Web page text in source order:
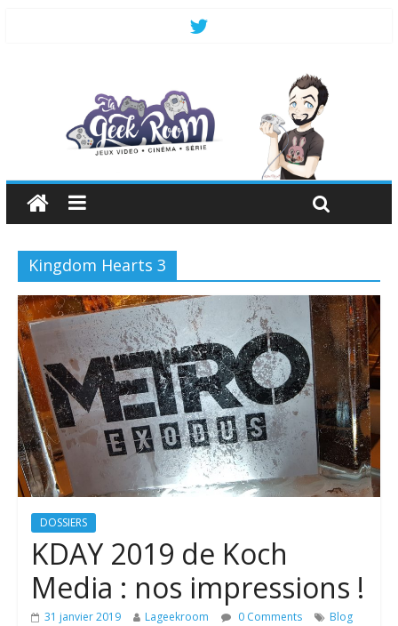
Kingdom Hearts 3
DOSSIERS
KDAY 2019 de Koch
Media : nos impressions !
31 janvier 2019 Lageekroom 0 Comments
Blog